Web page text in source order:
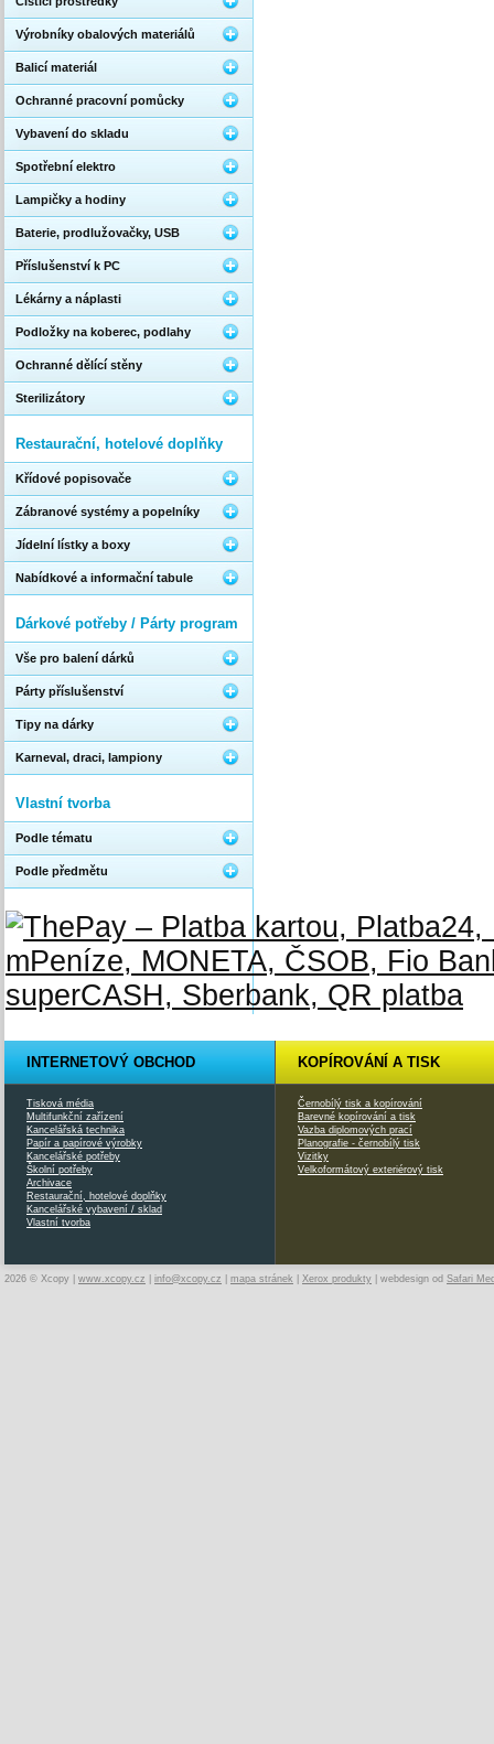
Výrobníky obalových materiálů
Balicí materiál
Ochranné pracovní pomůcky
Vybavení do skladu
Spotřební elektro
Lampičky a hodiny
Baterie, prodlužovačky, USB
Příslušenství k PC
Lékárny a náplasti
Podložky na koberec, podlahy
Ochranné dělící stěny
Sterilizátory
Restaurační, hotelové doplňky
Křídové popisovače
Zábranové systémy a popelníky
Jídelní lístky a boxy
Nabídkové a informační tabule
Dárkové potřeby / Párty program
Vše pro balení dárků
Párty příslušenství
Tipy na dárky
Karneval, draci, lampiony
Vlastní tvorba
Podle tématu
Podle předmětu
INTERNETOVÝ OBCHOD
Tisková média
Multifunkční zařízení
Kancelářská technika
Papír a papírové výrobky
Kancelářské potřeby
Školní potřeby
Archivace
Restaurační, hotelové doplňky
Kancelářské vybavení / sklad
Vlastní tvorba
KOPÍROVÁNÍ A TISK
Černobílý tisk a kopírování
Barevné kopírování a tisk
Vazba diplomových prací
Planografie - černobílý tisk
Vizitky
Velkoformátový exteriérový tisk
2026 © Xcopy | www.xcopy.cz info@xcopy.cz mapa stránek Xerox produkty | webdesign od Safari